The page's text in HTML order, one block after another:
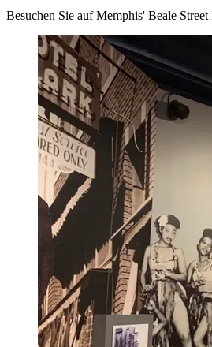
Besuchen Sie auf Memphis' Beale